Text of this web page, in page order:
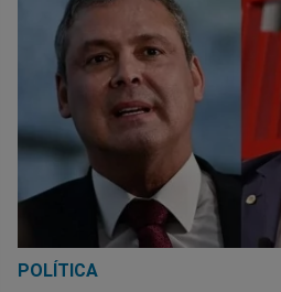
POLÍTICA